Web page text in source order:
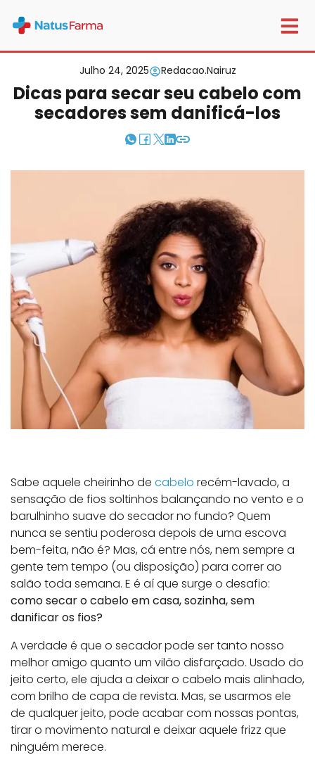
Julho 24, 2025 Redacao.nairuz
Dicas para secar seu cabelo com
secadores sem danificá-los
Sabe aquele cheirinho de cabelo recém-lavado, a
sensação de fios soltinhos balançando no vento e o
barulhinho suave do secador no fundo? Quem
nunca se sentiu poderosa depois de uma escova
bem-feita, não é? Mas, cá entre nós, nem sempre a
gente tem tempo (ou disposição) para correr ao
salão toda semana. E é aí que surge o desafio:
como secar o cabelo em casa, sozinha, sem
danificar os fios?
A verdade é que o secador pode ser tanto nosso
melhor amigo quanto um vilão disfarçado. Usado do
jeito certo, ele ajuda a deixar o cabelo mais alinhado,
com brilho de capa de revista. Mas, se usarmos ele
de qualquer jeito, pode acabar com nossas pontas,
tirar o movimento natural e deixar aquele frizz que
ninguém merece.